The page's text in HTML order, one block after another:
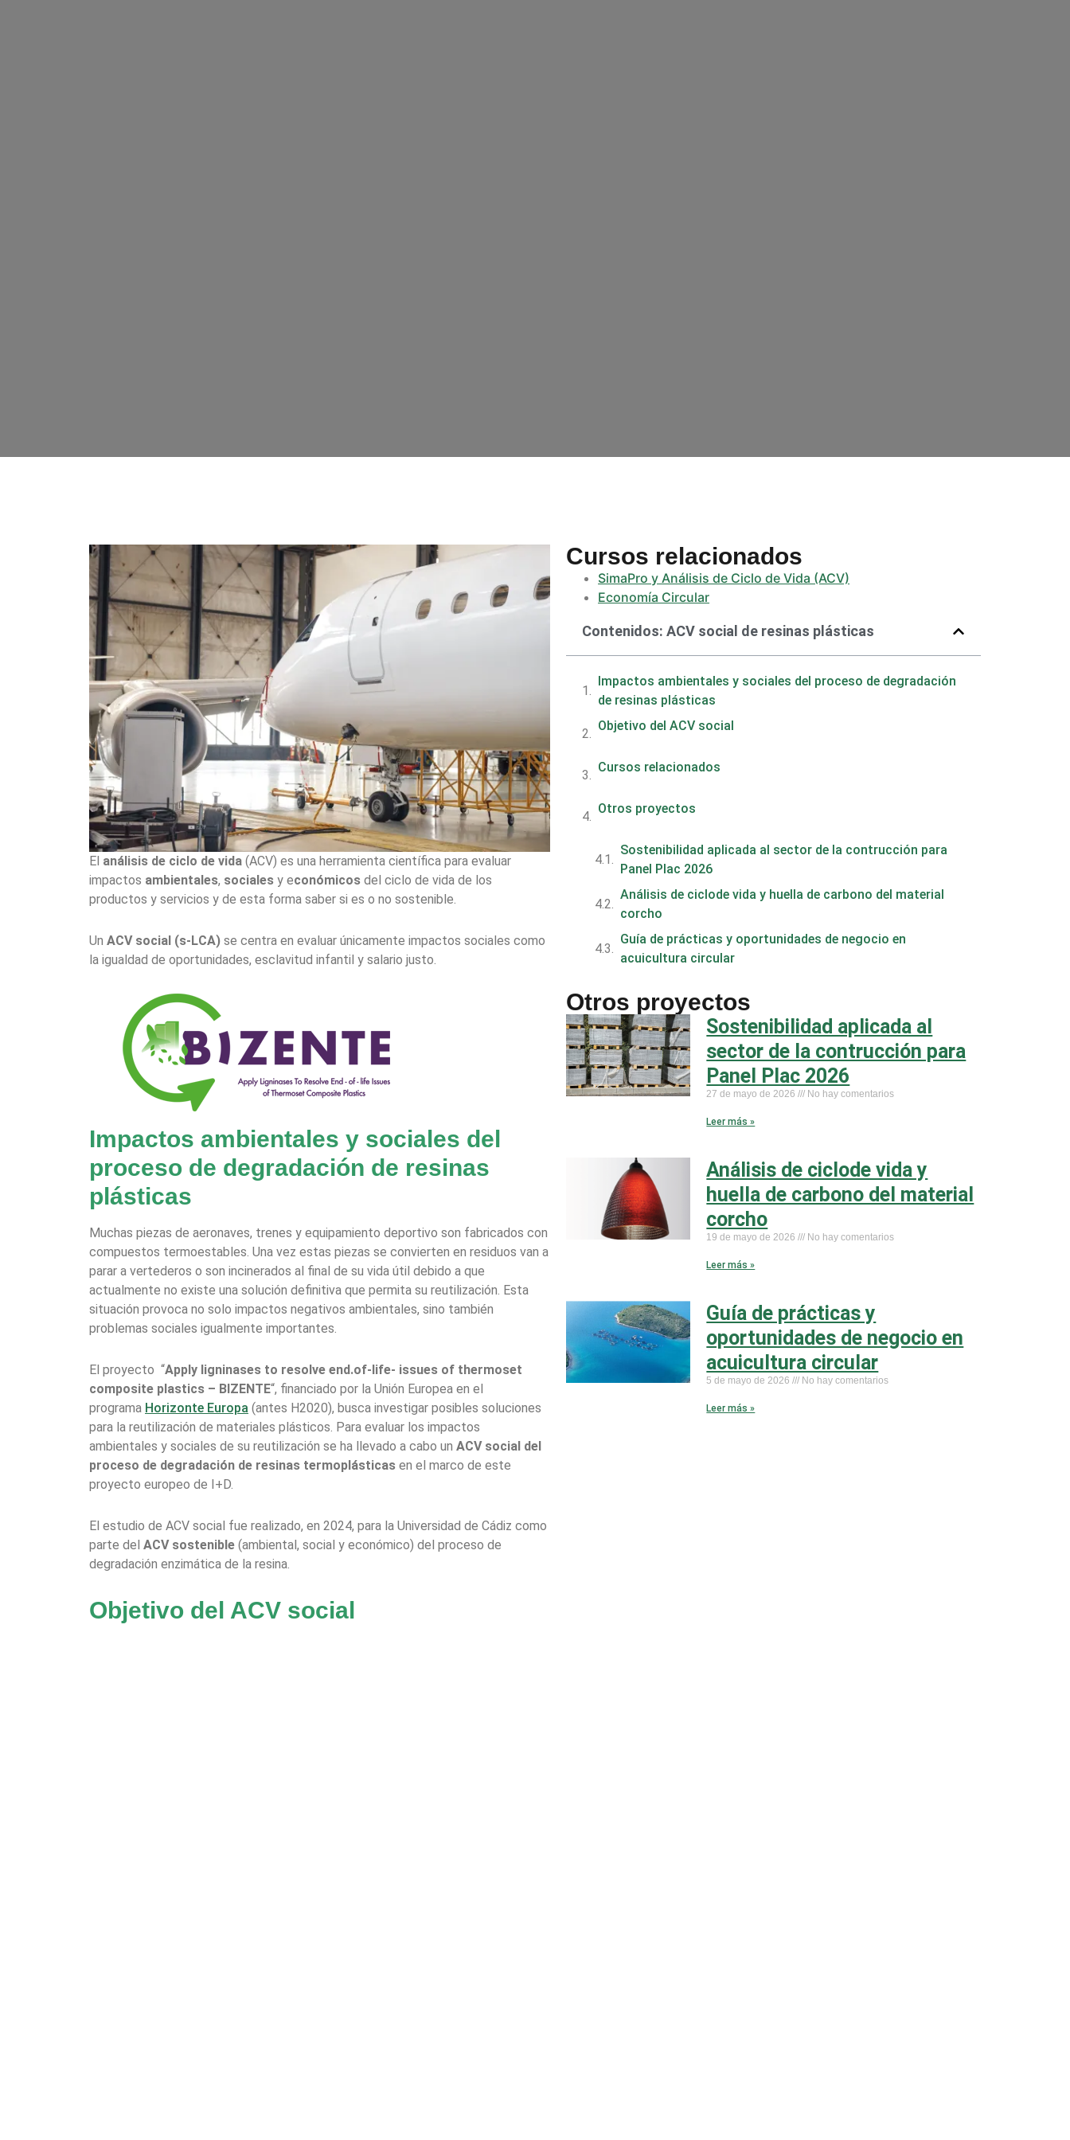
El análisis de ciclo de vida (ACV) es una herramienta científica para evaluar
impactos ambientales, sociales y económicos del ciclo de vida de los
productos y servicios y de esta forma saber si es o no sostenible.
Un ACV social (s-LCA) se centra en evaluar únicamente impactos sociales como
la igualdad de oportunidades, esclavitud infantil y salario justo.
Impactos ambientales y sociales del
proceso de degradación de resinas
plásticas
Muchas piezas de aeronaves, trenes y equipamiento deportivo son fabricados con
compuestos termoestables. Una vez estas piezas se convierten en residuos van a
parar a vertederos o son incinerados al final de su vida útil debido a que
actualmente no existe una solución definitiva que permita su reutilización. Esta
situación provoca no solo impactos negativos ambientales, sino también
problemas sociales igualmente importantes.
El proyecto “Apply ligninases to resolve end.of-life- issues of thermoset
composite plastics – BIZENTE“, financiado por la Unión Europea en el
programa Horizonte Europa (antes H2020), busca investigar posibles soluciones
para la reutilización de materiales plásticos. Para evaluar los impactos
ambientales y sociales de su reutilización se ha llevado a cabo un ACV social del
proceso de degradación de resinas termoplásticas en el marco de este
proyecto europeo de I+D.
El estudio de ACV social fue realizado, en 2024, para la Universidad de Cádiz como
parte del ACV sostenible (ambiental, social y económico) del proceso de
degradación enzimática de la resina.
Objetivo del ACV social
Cursos relacionados
SimaPro y Análisis de Ciclo de Vida (ACV)
Economía Circular
Contenidos: ACV social de resinas plásticas
Impactos ambientales y sociales del proceso de degradación
de resinas plásticas
Objetivo del ACV social
Cursos relacionados
Otros proyectos
Sostenibilidad aplicada al sector de la contrucción para
Panel Plac 2026
Análisis de ciclode vida y huella de carbono del material
corcho
Guía de prácticas y oportunidades de negocio en
acuicultura circular
Otros proyectos
Sostenibilidad aplicada al
sector de la contrucción para
Panel Plac 2026
27 de mayo de 2026 No hay comentarios
Leer más »
Análisis de ciclode vida y
huella de carbono del material
corcho
19 de mayo de 2026 No hay comentarios
Leer más »
Guía de prácticas y
oportunidades de negocio en
acuicultura circular
5 de mayo de 2026 No hay comentarios
Leer más »